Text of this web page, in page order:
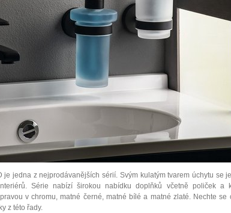
je jedna z nejprodávanějších sérií. Svým kulatým tvarem úchytu se
Série nabízí širokou nabídku doplňků včetně poliček a
v chromu, matné černé, matné bílé a matné zlaté. Nechte
z této řady.